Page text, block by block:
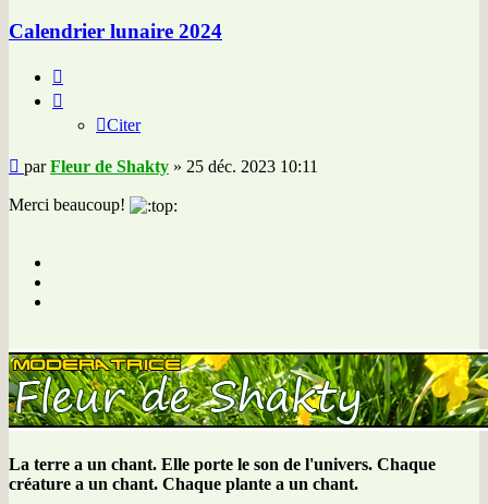
Calendrier lunaire 2024
Citer
Message
parFleur de Shakty » 25 déc. 2023 10:11
Merci beaucoup!
La terre a un chant. Elle porte le son de l'univers. Chaque
créature a un chant. Chaque plante a un chant.